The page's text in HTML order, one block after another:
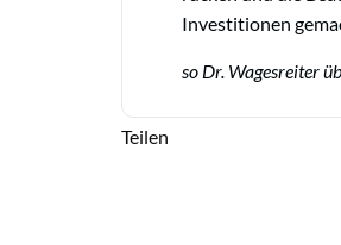
Investitionen
so Dr. Wagesreiter
Teilen